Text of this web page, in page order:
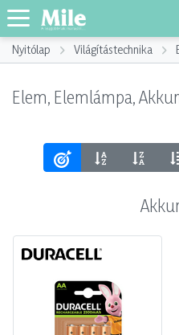
Nyitólap Világítástechnika
Elem, Elemlámpa,